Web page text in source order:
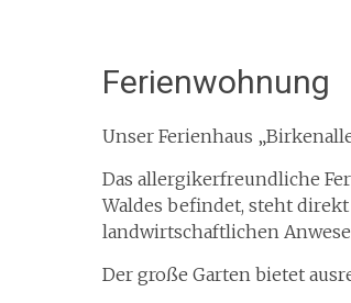
Ferienwohnung
Unser Ferienhaus
Das allergikerfreundliche
Waldes befindet, steht
landwirtschaftlichen
Der große Garten bietet